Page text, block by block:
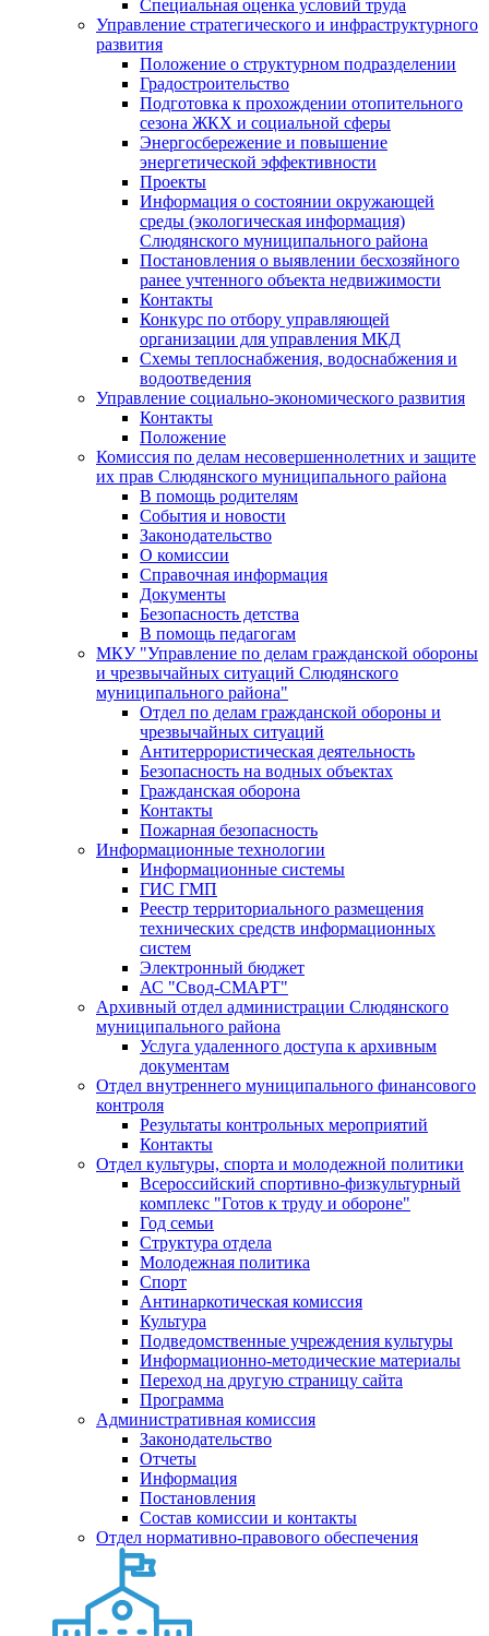
Специальная оценка условий труда
Управление стратегического и инфраструктурного
развития
Положение о структурном подразделении
Градостроительство
Подготовка к прохождении отопительного
сезона ЖКХ и социальной сферы
Энергосбережение и повышение
энергетической эффективности
Проекты
Информация о состоянии окружающей
среды (экологическая информация)
Слюдянского муниципального района
Постановления о выявлении бесхозяйного
ранее учтенного объекта недвижимости
Контакты
Конкурс по отбору управляющей
организации для управления МКД
Схемы теплоснабжения, водоснабжения и
водоотведения
Управление социально-экономического развития
Контакты
Положение
Комиссия по делам несовершеннолетних и защите
их прав Слюдянского муниципального района
В помощь родителям
События и новости
Законодательство
О комиссии
Справочная информация
Документы
Безопасность детства
В помощь педагогам
МКУ "Управление по делам гражданской обороны
и чрезвычайных ситуаций Слюдянского
муниципального района"
Отдел по делам гражданской обороны и
чрезвычайных ситуаций
Антитеррористическая деятельность
Безопасность на водных объектах
Гражданская оборона
Контакты
Пожарная безопасность
Информационные технологии
Информационные системы
ГИС ГМП
Реестр территориального размещения
технических средств информационных
систем
Электронный бюджет
АС "Свод-СМАРТ"
Архивный отдел администрации Слюдянского
муниципального района
Услуга удаленного доступа к архивным
документам
Отдел внутреннего муниципального финансового
контроля
Результаты контрольных мероприятий
Контакты
Отдел культуры, спорта и молодежной политики
Всероссийский спортивно-физкультурный
комплекс "Готов к труду и обороне"
Год семьи
Структура отдела
Молодежная политика
Спорт
Антинаркотическая комиссия
Культура
Подведомственные учреждения культуры
Информационно-методические материалы
Переход на другую страницу сайта
Программа
Административная комиссия
Законодательство
Отчеты
Информация
Постановления
Состав комиссии и контакты
Отдел нормативно-правового обеспечения